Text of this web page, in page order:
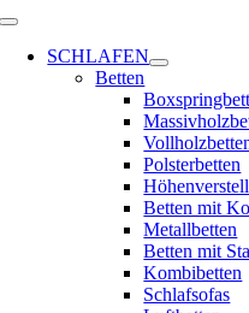
Toggle
NavigationSCHLAFEN
Betten
Polsterbetten
Betten mit
Metallbetten
Betten mit
Kombibetten
Schlafsofas